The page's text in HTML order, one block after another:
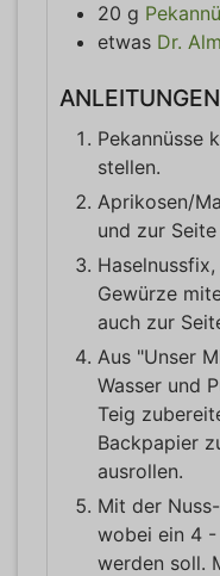
20 g
etwas Dr.
ANLEITUNGEN
Pekannüsse
stellen.
Aprikosen/
und zur
Gewürze
auch zur
Aus "Unser
Wasser und
Teig
Backpapier
ausrollen.
Mit der
wobei ein 4 -
werden soll.